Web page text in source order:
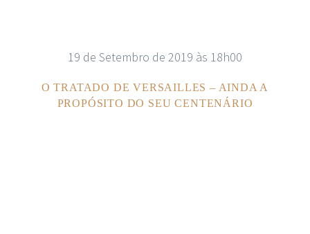
19 de Setembro de 2019 às 18h00
O TRATADO DE VERSAILLES – AINDA A
PROPÓSITO DO SEU CENTENÁRIO